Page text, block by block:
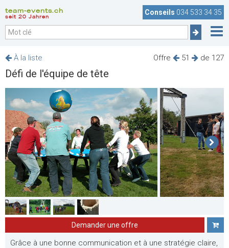
team-events.ch
seit 20 Jahren
Conseils 034 533 34 35
Offre 51 de 127
À la liste
Défi de l'équipe de tête
Demander une offre
Grâce à une bonne communication et à une stratégie claire,